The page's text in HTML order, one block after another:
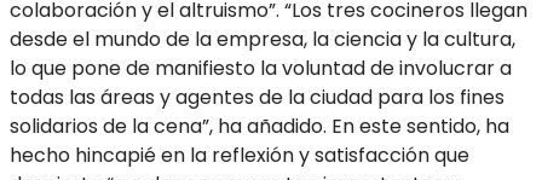
colaboración y el altruismo”. “Los tres cocineros llegan
desde el mundo de la empresa, la ciencia y la cultura,
lo que pone de manifiesto la voluntad de involucrar a
todas las áreas y agentes de la ciudad para los fines
solidarios de la cena”, ha añadido. En este sentido, ha
hecho hincapié en la reflexión y satisfacción que